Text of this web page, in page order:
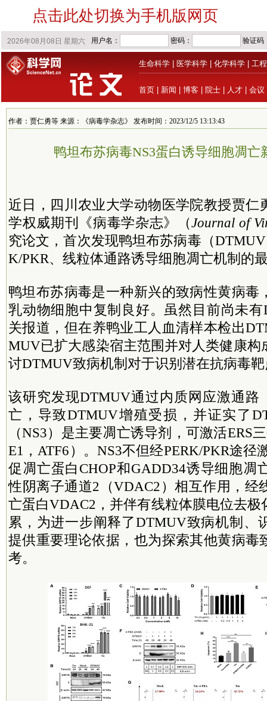
点击此处切换为手机版网页
生命科学 医学科学 化学科学 工
首页 新闻 博客 院士 人才 会议
作者：贾仁勇等 来源：《病毒学杂志》 发布时间：2023/12/5 13:13:43
鸭坦布苏病毒NS3蛋白诱导细胞凋亡
近日，四川农业大学动物医学院教授贾仁
学权威期刊《病毒学杂志》（Journal of
究论文，首次发现鸭坦布苏病毒（
K/PKR、线粒体通路诱导细胞凋亡机制的
鸭坦布苏病毒是一种新兴的致病性黄病毒
乳动物细胞中复制良好。虽然目前尚未
关报道，但在养鸭业工人血清样本检出
MUV已扩大感染宿主范围并对人类健康构
讨DTMUV致病机制对于识别潜在抗病毒
该研究发现DTMUV通过内质网应激通路
亡，导致DTMUV增殖受损，并证实了
（NS3）是主要凋亡诱导剂，可激活ERS
E1，ATF6）。NS3不但经PERK/PKR途径
促凋亡蛋白CHOP和GADD34诱导细胞凋
性阴离子通道2（VDAC2）相互作用，经
亡蛋白VDAC2，并伴有线粒体膜电位去极
累，为进一步阐释了DTMUV致病机制、
提供重要理论依据，也为探索其他黄病毒
考。